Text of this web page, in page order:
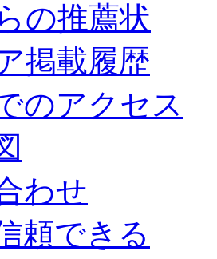
の推薦状
掲載履歴
のアクセス
わせ
頼できる